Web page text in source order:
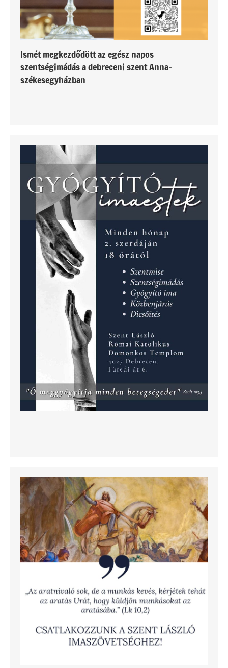
Ismét megkezdődött az egész napos
szentségimádás a debreceni szent Anna-
székesegyházban